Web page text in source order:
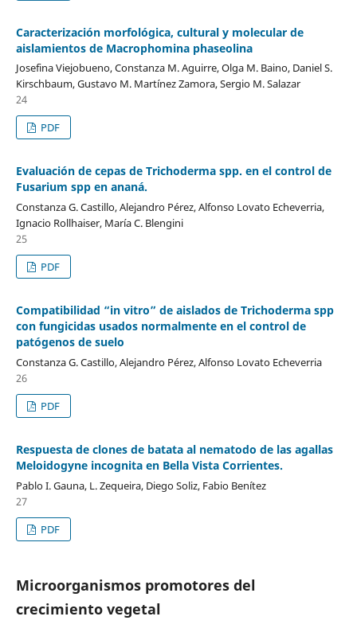
Caracterización morfológica, cultural y molecular de
aislamientos de Macrophomina phaseolina
Josefina Viejobueno, Constanza M. Aguirre, Olga M. Baino, Daniel S.
Kirschbaum, Gustavo M. Martínez Zamora, Sergio M. Salazar
24
PDF
Evaluación de cepas de Trichoderma spp. en el control de
Fusarium spp en ananá.
Constanza G. Castillo, Alejandro Pérez, Alfonso Lovato Echeverria,
Ignacio Rollhaiser, María C. Blengini
25
PDF
Compatibilidad “in vitro” de aislados de Trichoderma spp
con fungicidas usados normalmente en el control de
patógenos de suelo
Constanza G. Castillo, Alejandro Pérez, Alfonso Lovato Echeverria
26
PDF
Respuesta de clones de batata al nematodo de las agallas
Meloidogyne incognita en Bella Vista Corrientes.
Pablo I. Gauna, L. Zequeira, Diego Soliz, Fabio Benítez
27
PDF
Microorganismos promotores del
crecimiento vegetal